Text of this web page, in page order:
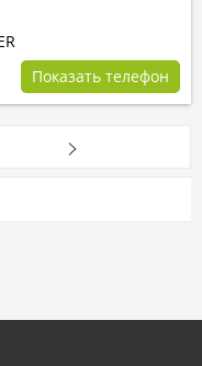
Показать телефон